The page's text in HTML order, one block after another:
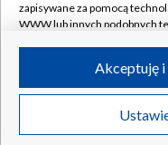
Transmisje
©2026 Telewizja
zapisywane za pomocą
WWW lub innych podobnych
ruchu w Internecie.
Twoje dane osobowe
poszczególnych serwisówna
Akceptuję i